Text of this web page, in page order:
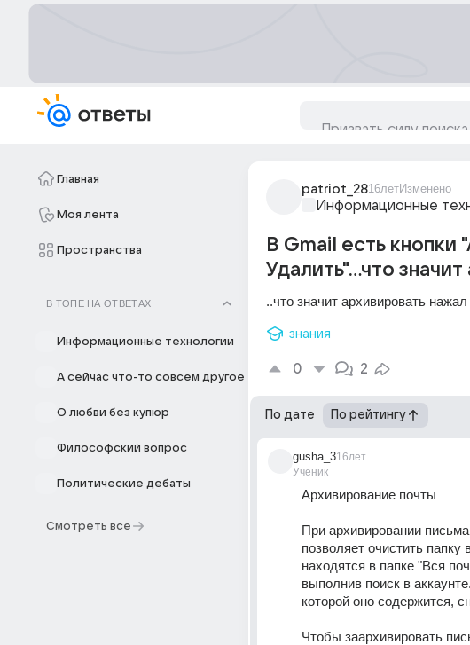
Главная
Моя лента
Пространства
В ТОПЕ НА ОТВЕТАХ
Информационные технологии
А сейчас что-то совсем другое
О любви без купюр
Философский вопрос
Политические дебаты
Смотреть все
patriot_2816летИзменено
Информационные
В Gmail есть кнопки
Удалить"...что
..что значит архивировать
знания
0 2
По дате По рейтингу
gusha_3
Ученик
16лет
Архивирование почты
При архивировании
позволяет очистить
находятся в папке "Вся
выполнив поиск в
которой оно содержится,
Чтобы заархивировать